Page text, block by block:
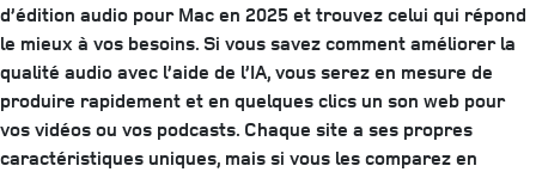
d’édition audio pour Mac en 2025 et trouvez celui qui répond
le mieux à vos besoins. Si vous savez comment améliorer la
qualité audio avec l’aide de l’IA, vous serez en mesure de
produire rapidement et en quelques clics un son web pour
vos vidéos ou vos podcasts. Chaque site a ses propres
caractéristiques uniques, mais si vous les comparez en